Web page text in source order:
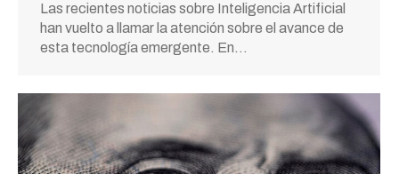
Las recientes noticias sobre Inteligencia Artificial
han vuelto a llamar la atención sobre el avance de
esta tecnología emergente. En…